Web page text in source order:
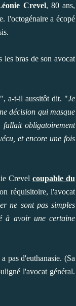
Crevel, 80 ans,
l'octogénaire a écopé
les bras de son avocat
", a-t-il aussitôt dit. "Je
décision qui masque
obligatoirement
et encore une fois
Crevelcoupable du
réquisitoire, l'avocat
ne sont pas simples
à avoir une certaine
pas d'euthanasie. (Sa
l'avocat général.